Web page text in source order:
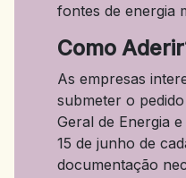
fontes de energia
Como
As empresas
submeter o
Geral de Energia
15 de junho de
documentação